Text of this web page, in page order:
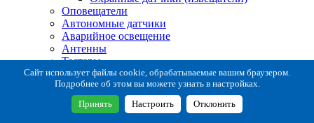
Оповещатели
Автономные датчики
Аварийное освещение
Антенны
Тестеры
Система сбора извещений
Расходные и монтажные материалы
Коробки коммутационные
Кронштейны для извещателей
Сайт использует файлы cookie, обрабатываемые вашим браузером.
Подробнее об этом вы можете узнать в настройках.
Принять Настроить Отклонить